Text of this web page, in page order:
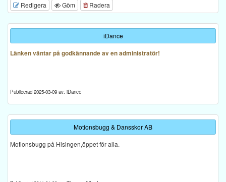
Redigera Göm Radera
iDance
Länken väntar på godkännande av en administratör!
Publicerad 2025-03-09 av: iDance
Motionsbugg & Dansskor AB
Motionsbugg på Hisingen,öppet för alla.